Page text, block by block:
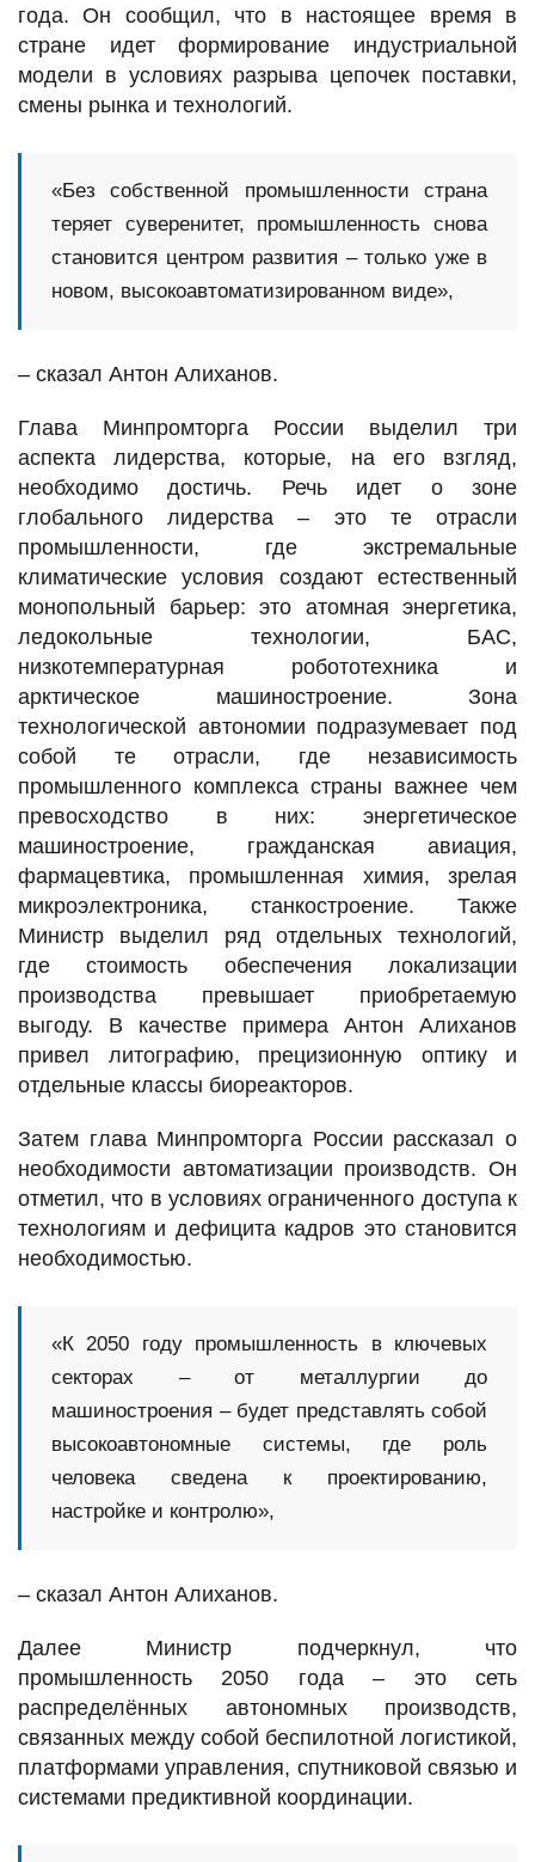
года. Он сообщил, что в настоящее время в
стране идет формирование индустриальной
модели в условиях разрыва цепочек поставки,
смены рынка и технологий.
«Без собственной промышленности страна
теряет суверенитет, промышленность снова
становится центром развития – только уже в
новом, высокоавтоматизированном виде»,
– сказал Антон Алиханов.
Глава Минпромторга России выделил три
аспекта лидерства, которые, на его взгляд,
необходимо достичь. Речь идет о зоне
глобального лидерства – это те отрасли
промышленности, где экстремальные
климатические условия создают естественный
монопольный барьер: это атомная энергетика,
ледокольные технологии, БАС,
низкотемпературная робототехника и
арктическое машиностроение. Зона
технологической автономии подразумевает под
собой те отрасли, где независимость
промышленного комплекса страны важнее чем
превосходство в них: энергетическое
машиностроение, гражданская авиация,
фармацевтика, промышленная химия, зрелая
микроэлектроника, станкостроение. Также
Министр выделил ряд отдельных технологий,
где стоимость обеспечения локализации
производства превышает приобретаемую
выгоду. В качестве примера Антон Алиханов
привел литографию, прецизионную оптику и
отдельные классы биореакторов.
Затем глава Минпромторга России рассказал о
необходимости автоматизации производств. Он
отметил, что в условиях ограниченного доступа к
технологиям и дефицита кадров это становится
необходимостью.
«К 2050 году промышленность в ключевых
секторах – от металлургии до
машиностроения – будет представлять собой
высокоавтономные системы, где роль
человека сведена к проектированию,
настройке и контролю»,
– сказал Антон Алиханов.
Далее Министр подчеркнул, что
промышленность 2050 года – это сеть
распределённых автономных производств,
связанных между собой беспилотной логистикой,
платформами управления, спутниковой связью и
системами предиктивной координации.